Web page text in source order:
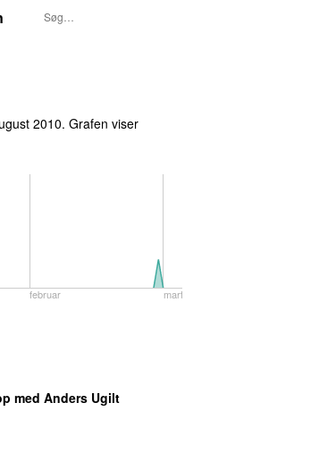
2010. Grafen viser
februar marts
med Anders Ugilt